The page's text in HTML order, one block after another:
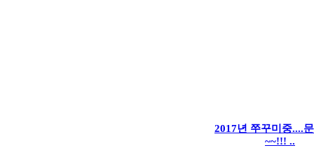
2017년 쭈꾸미중....
~~!!! ..